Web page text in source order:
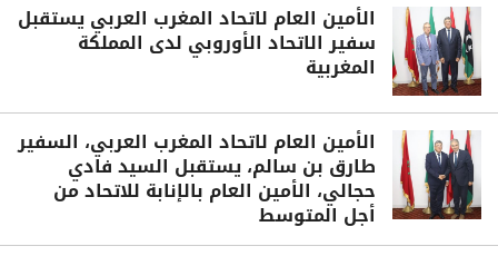
الأمين العام لاتحاد المغرب العربي يستقبل
سفير الاتحاد الأوروبي لدى المملكة
المغربية
الأمين العام لاتحاد المغرب العربي، السفير
طارق بن سالم، يستقبل السيد فادي
حجالي، الأمين العام بالإنابة للاتحاد من
أجل المتوسط